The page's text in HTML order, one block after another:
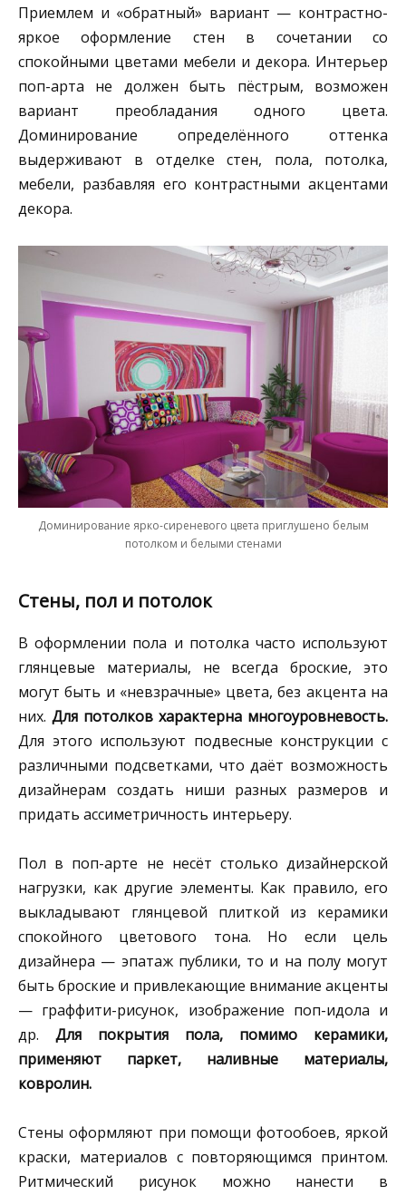
Приемлем и «обратный» вариант — контрастно-
яркое оформление стен в сочетании со
спокойными цветами мебели и декора. Интерьер
поп-арта не должен быть пёстрым, возможен
вариант преобладания одного цвета.
Доминирование определённого оттенка
выдерживают в отделке стен, пола, потолка,
мебели, разбавляя его контрастными акцентами
декора.
Доминирование ярко-сиреневого цвета приглушено белым
потолком и белыми стенами
Стены, пол и потолок
В оформлении пола и потолка часто используют
глянцевые материалы, не всегда броские, это
могут быть и «невзрачные» цвета, без акцента на
них. Для потолков характерна многоуровневость.
Для этого используют подвесные конструкции с
различными подсветками, что даёт возможность
дизайнерам создать ниши разных размеров и
придать ассиметричность интерьеру.
Пол в поп-арте не несёт столько дизайнерской
нагрузки, как другие элементы. Как правило, его
выкладывают глянцевой плиткой из керамики
спокойного цветового тона. Но если цель
дизайнера — эпатаж публики, то и на полу могут
быть броские и привлекающие внимание акценты
— граффити-рисунок, изображение поп-идола и
др. Для покрытия пола, помимо керамики,
применяют паркет, наливные материалы,
ковролин.
Стены оформляют при помощи фотообоев, яркой
краски, материалов с повторяющимся принтом.
Ритмический рисунок можно нанести в